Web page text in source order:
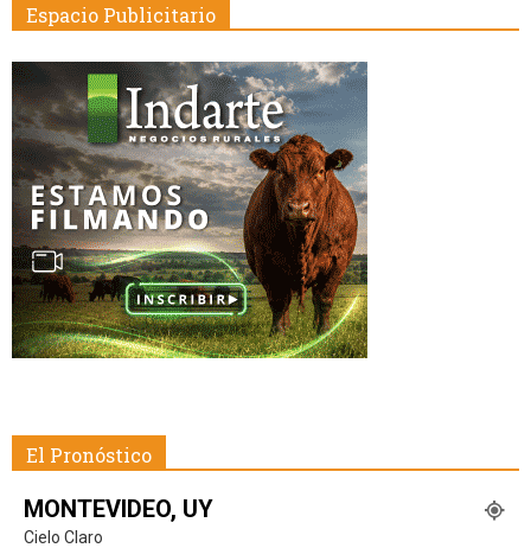
Espacio Publicitario
El Pronóstico
MONTEVIDEO, UY
Cielo Claro